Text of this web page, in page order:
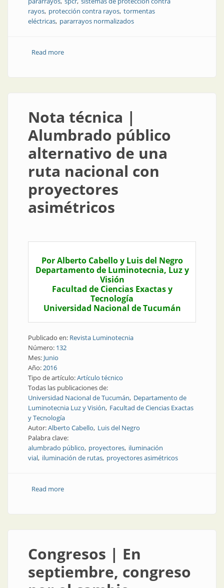
rayos protección contra rayos tormentas
eléctricas pararrayos normalizados
Read moreabout Nota técnica | Los pararrayos y sus
Nota técnica |
Alumbrado público
alternativo de una
ruta nacional con
proyectores
asimétricos
Por Alberto Cabello y Luis del Negro
Departamento de Luminotecnia, Luz y
Visión
Facultad de Ciencias Exactas y
Tecnología
Universidad Nacional de Tucumán
Publicado en: Revista Luminotecnia
Número: 132
Mes: Junio
Año:2016
Tipo de artículo:Artículo técnico
Todas las publicaciones de:
Universidad Nacional de Tucumán Departamento de
Luminotecnia Luz y Visión Facultad de Ciencias Exactas
y Tecnología
Autor:Alberto Cabello Luis del Negro
Palabra clave:
alumbrado público proyectores iluminación
vial iluminación de rutas proyectores asimétricos
Read moreabout Nota técnica | Alumbrado público alternativo
Congresos | En
septiembre, congreso